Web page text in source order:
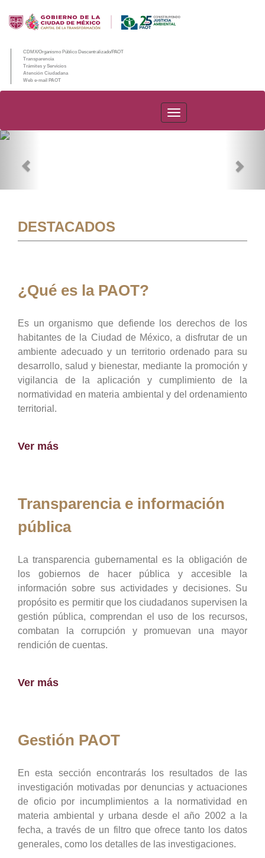
CDMX/Organismo Público Descentralizado/PAOT
Transparencia
Trámites y Servicios
Atención Ciudadana
Web e-mail PAOT
PAOT
DESTACADOS
¿Qué es la PAOT?
Es un organismo que defiende los derechos de los
habitantes de la Ciudad de México, a disfrutar de un
ambiente adecuado y un territorio ordenado para su
desarrollo, salud y bienestar, mediante la promoción y
vigilancia de la aplicación y cumplimiento de la
normatividad en materia ambiental y del ordenamiento
territorial.
Ver más
Transparencia e información
pública
La transparencia gubernamental es la obligación de
los gobiernos de hacer pública y accesible la
información sobre sus actividades y decisiones. Su
propósito es permitir que los ciudadanos supervisen la
gestión pública, comprendan el uso de los recursos,
combatan la corrupción y promuevan una mayor
rendición de cuentas.
Ver más
Gestión PAOT
En esta sección encontrarás los resultados de las
investigación motivadas por denuncias y actuaciones
de oficio por incumplimientos a la normatividad en
materia ambiental y urbana desde el año 2002 a la
fecha, a través de un filtro que ofrece tanto los datos
generales, como los detalles de las investigaciones.